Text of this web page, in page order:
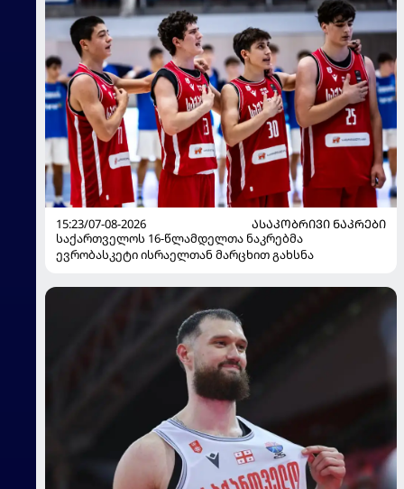
15:23/07-08-2026
ᲐᲡᲐᲙᲝᲑᲠᲘᲕᲘ ᲜᲐᲙᲠᲔᲑᲘ
საქართველოს 16-წლამდელთა ნაკრებმა
ევრობასკეტი ისრაელთან მარცხით გახსნა